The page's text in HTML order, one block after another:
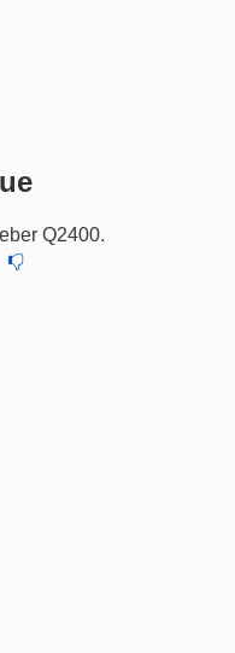
Q2400.